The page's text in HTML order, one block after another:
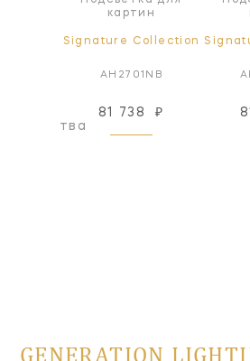
картин
Signature Collection
AH2701NB
81 738 ₽
GENERATION